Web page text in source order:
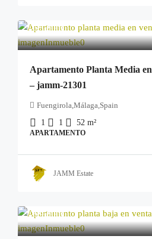
255.000€
Apartamento Planta Media
– jamm-21301
Fuengirola,Málaga,Spain
1
1 52 m²
APARTAMENTO
JAMM Estate
299.000€